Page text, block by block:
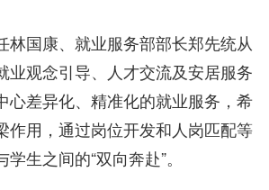
林国康、就业服务部部长郑先统从
业观念引导、人才交流及安居服务
心差异化、精准化的就业服务，希
作用，通过岗位开发和人岗匹配等
生之间的“双向奔赴”。